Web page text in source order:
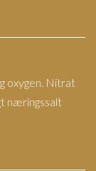
oxygen. Nitrat
næringssalt